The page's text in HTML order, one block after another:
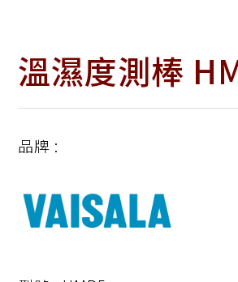
溫濕度測棒
品牌 :